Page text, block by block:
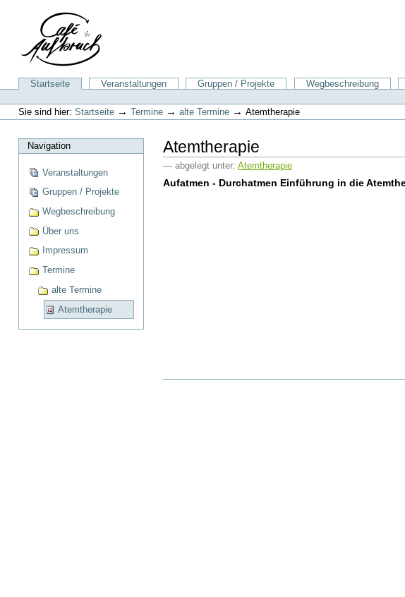
Navigation
SektionenStartseite Veranstaltungen Gruppen / Projekte Wegbeschreibung
Benutzerspezifische
Werkzeuge
Sie sind hier: Startseite → Termine → alte Termine → Atemtherapie
Navigation
Veranstaltungen
Gruppen / Projekte
Wegbeschreibung
Über uns
Impressum
Termine
alte Termine
Atemtherapie
Atemtherapie
— abgelegt unter: Atemtherapie
Aufatmen - Durchatmen Einführung in die